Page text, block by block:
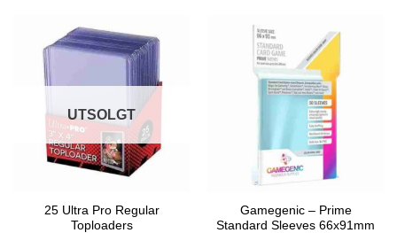
UTSOLGT
25 Ultra Pro Regular
Toploaders
Gamegenic – Prime
Standard Sleeves 66x91mm